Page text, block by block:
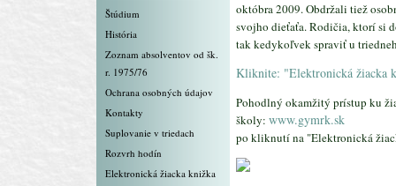
Štúdium
História
Zoznam absolventov od šk.
r. 1975/76
Ochrana osobných údajov
Kontakty
Suplovanie v triedach
Rozvrh hodín
Elektronická žiacka knižka
októbra 2009. Obdržali tiež
svojho dieťaťa. Rodičia, ktorí si
tak kedykoľvek spraviť u
Kliknite: "Elektronická žiacka
Pohodlný okamžitý prístup ku
školy: www.gymrk.sk
po kliknutí na "Elektronická